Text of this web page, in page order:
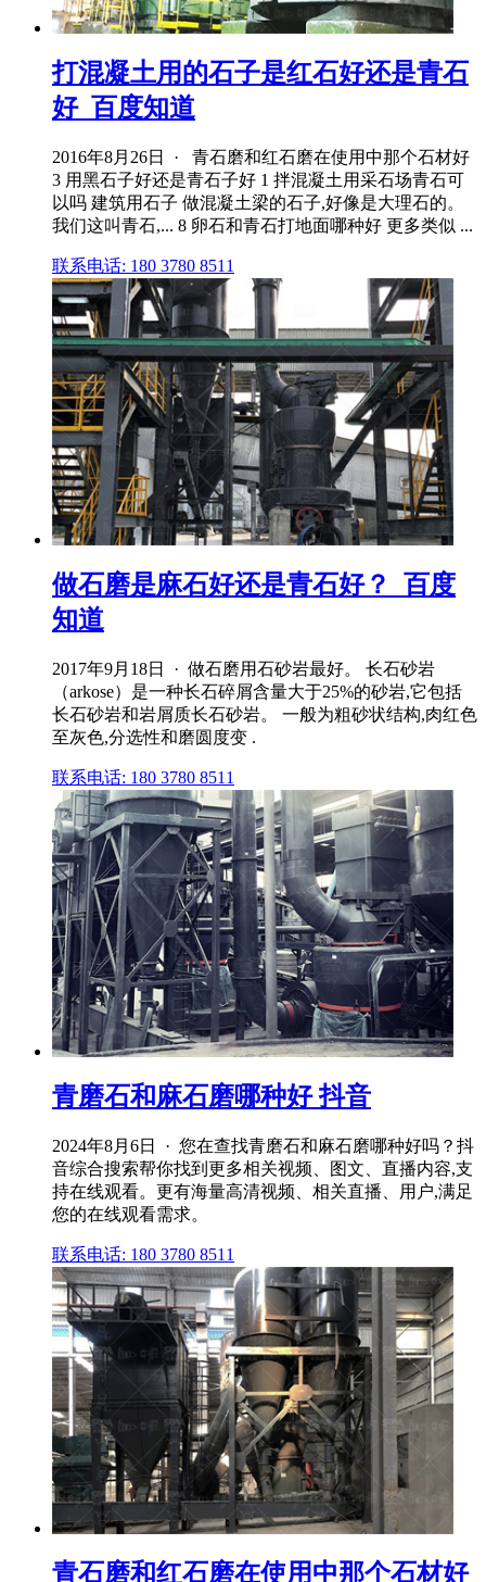
打混凝土用的石子是红石好还是青石
好_百度知道
2016年8月26日 · 青石磨和红石磨在使用中那个石材好
3 用黑石子好还是青石子好 1 拌混凝土用采石场青石可
以吗 建筑用石子 做混凝土梁的石子,好像是大理石的。
我们这叫青石,... 8 卵石和青石打地面哪种好 更多类似 ...
联系电话: 180 3780 8511
做石磨是麻石好还是青石好？_百度
知道
2017年9月18日 · 做石磨用石砂岩最好。 长石砂岩
（arkose）是一种长石碎屑含量大于25%的砂岩,它包括
长石砂岩和岩屑质长石砂岩。 一般为粗砂状结构,肉红色
至灰色,分选性和磨圆度变 .
联系电话: 180 3780 8511
青磨石和麻石磨哪种好 抖音
2024年8月6日 · 您在查找青磨石和麻石磨哪种好吗？抖
音综合搜索帮你找到更多相关视频、图文、直播内容,支
持在线观看。更有海量高清视频、相关直播、用户,满足
您的在线观看需求。
联系电话: 180 3780 8511
青石磨和红石磨在使用中那个石材好